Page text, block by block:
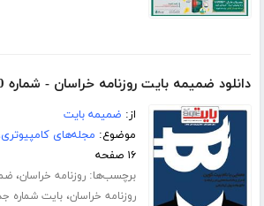
دانلود ضمیمه بایت روزنامه خراسان - شماره 370
از: ضمیمه بایت
موضوع: مجله‌های کامپیوتری
۱۶ صفحه
برچسب‌ها:روزنامه خراسان،
روزنامه خراسان،بایت شماره